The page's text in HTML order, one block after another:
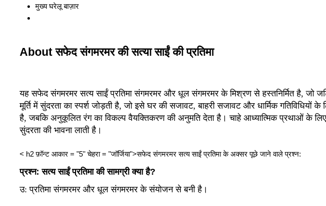
मुख्य घरेलू बाज़ार
About सफेद संगमरमर की सत्या साईं की प्रतिमा
यह सफेद संगमरमर सत्य साईं प्रतिमा संगमरमर और धूल संगमरमर के मिश्रण से हस्तनिर्मित है, जो
मूर्ति में सुंदरता का स्पर्श जोड़ती है, जो इसे घर की सजावट, बाहरी सजावट और धार्मिक
है, जबकि अनुकूलित रंग का विकल्प वैयक्तिकरण की अनुमति देता है। चाहे आध्यात्मिक प्रथाओं के
सुंदरता की भावना लाती है।
< h2 फ़ॉन्ट आकार = "5" चेहरा = "जॉर्जिया">सफेद संगमरमर सत्य साईं प्रतिमा के अक्सर पूछे जाने वाले प्रश्न:
प्रश्न: सत्य साईं प्रतिमा की सामग्री क्या है?
उ:प्रतिमा संगमरमर और धूल संगमरमर के संयोजन से बनी है।